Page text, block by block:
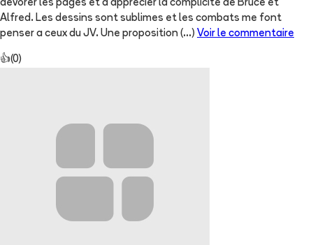
dévorer les pages et a apprécier la complicité de Bruce et
Alfred. Les dessins sont sublimes et les combats me font
penser a ceux du JV. Une proposition (...) Voir le commentaire
👍(0)